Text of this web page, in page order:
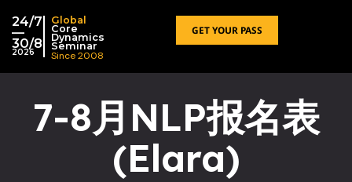
24/7
—
30/8
2026
Global
Core
Dynamics
Seminar
Since 2008
GET YOUR PASS
7-8月NLP报名表
(Elara)